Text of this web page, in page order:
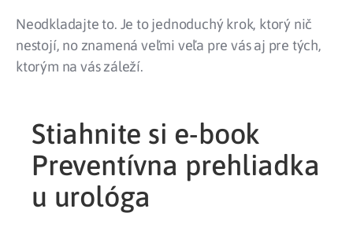
Neodkladajte to. Je to jednoduchý krok, ktorý nič
nestojí, no znamená veľmi veľa pre vás aj pre tých,
ktorým na vás záleží.
Stiahnite si e-book
Preventívna prehliadka
u urológa